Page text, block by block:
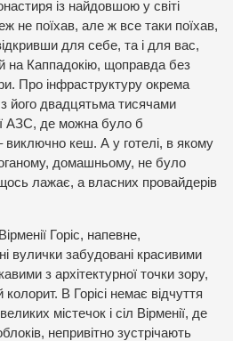
із найдовшою у світі
не поїхав, але ж все таки поїхав,
для себе, та і для вас,
на Каппадокію, щоправда без
Про інфраструктуру окрема
з його двадцятьма тисячами
АЗС, де можна було б
виключно кеш. А у готелі, в якому
домашньому, не було
лажає, а власних провайдерів
Горіс, напевне,
вулички забудовані красивими
з архітектурної точки зору,
В Горісі немає відчуття
містечок і сіл Вірменії, де
непривітно зустрічають